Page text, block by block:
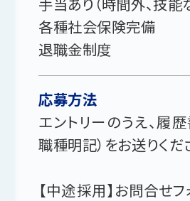
各種社会保険完備
退職金制度
応募方法
エントリーのうえ、履
職種明記）をお送りくだ
【中途採用】お問合せ